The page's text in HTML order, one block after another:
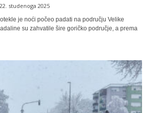
22. studenoga 2025
je noći počeo padati na području Velike
su zahvatile šire goričko područje, a prema